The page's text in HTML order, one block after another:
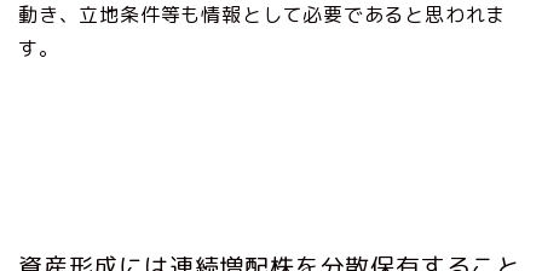
動き、立地条件等も情報として必要であると思われま
す。